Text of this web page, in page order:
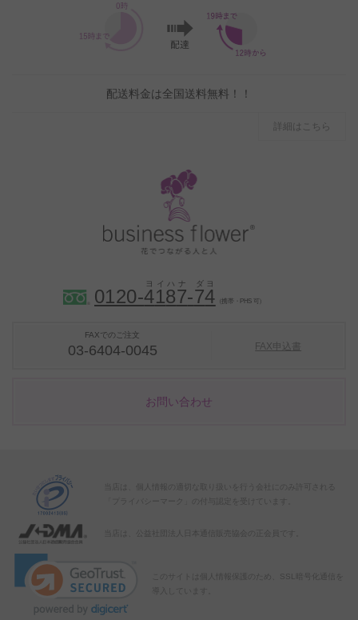
配送料金は全国送料無料！！
詳細はこちら
0120-4187-74 （携帯・PHS 可）
FAXでのご注文
03-6404-0045 FAX申込書
お問い合わせ
当店は、個人情報の適切な取り扱いを行う会社にのみ許可される
「プライバシーマーク」の付与認定を受けています。
当店は、公益社団法人日本通信販売協会の正会員です。
このサイトは個人情報保護のため、SSL暗号化通信を
導入しています。